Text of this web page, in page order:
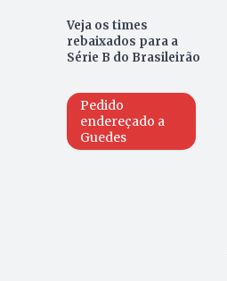
Veja os times
rebaixados para a
Série B do Brasileirão
Pedido
endereçado a
Guedes